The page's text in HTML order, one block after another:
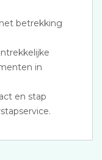
betrekking
in
en stap